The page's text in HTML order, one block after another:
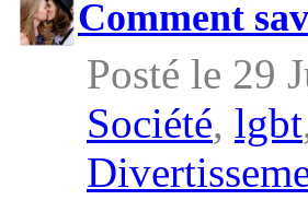
Comment
Posté le 29
Société, lgbt